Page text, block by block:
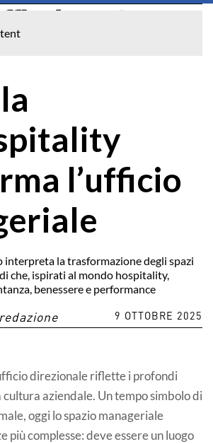
l’ufficio
la trasformazione degli spazi
che, ispirati al mondo hospitality,
benessere e performance
9 OTTOBRE 2025
direzionale riflette i profondi
aziendale. Un tempo simbolo di
oggi lo spazio manageriale
più complesse: deve essere un luogo